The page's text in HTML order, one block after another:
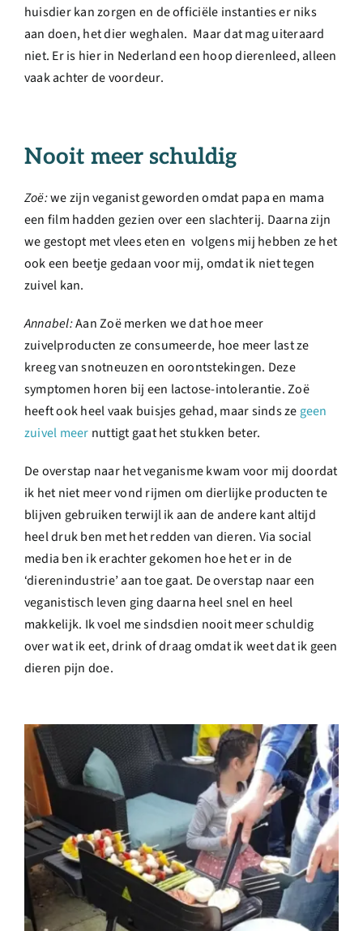
huisdier kan zorgen en de officiële instanties er niks
aan doen, het dier weghalen. Maar dat mag uiteraard
niet. Er is hier in Nederland een hoop dierenleed, alleen
vaak achter de voordeur.
Nooit meer schuldig
Zoë:we zijn veganist geworden omdat papa en mama
een film hadden gezien over een slachterij. Daarna zijn
we gestopt met vlees eten en volgens mij hebben ze het
ook een beetje gedaan voor mij, omdat ik niet tegen
zuivel kan.
Annabel:Aan Zoë merken we dat hoe meer
zuivelproducten ze consumeerde, hoe meer last ze
kreeg van snotneuzen en oorontstekingen. Deze
symptomen horen bij een lactose-intolerantie. Zoë
heeft ook heel vaak buisjes gehad, maar sinds ze geen
zuivel meer nuttigt gaat het stukken beter.
De overstap naar het veganisme kwam voor mij doordat
ik het niet meer vond rijmen om dierlijke producten te
blijven gebruiken terwijl ik aan de andere kant altijd
heel druk ben met het redden van dieren. Via social
media ben ik erachter gekomen hoe het er in de
‘dierenindustrie’ aan toe gaat. De overstap naar een
veganistisch leven ging daarna heel snel en heel
makkelijk. Ik voel me sindsdien nooit meer schuldig
over wat ik eet, drink of draag omdat ik weet dat ik geen
dieren pijn doe.